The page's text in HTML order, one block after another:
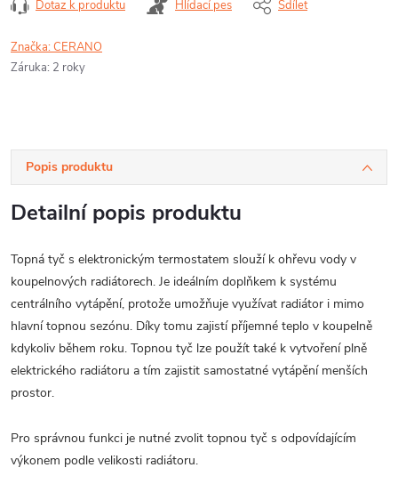
Dotaz k produktu Hlídací pes Sdílet
Značka:CERANO
Záruka: 2 roky
Popis produktu
Detailní popis produktu
Topná tyč s elektronickým termostatem slouží k ohřevu vody v
koupelnových radiátorech. Je ideálním doplňkem k systému
centrálního vytápění, protože umožňuje využívat radiátor i mimo
hlavní topnou sezónu. Díky tomu zajistí příjemné teplo v koupelně
kdykoliv během roku. Topnou tyč lze použít také k vytvoření plně
elektrického radiátoru a tím zajistit samostatné vytápění menších
prostor.
Pro správnou funkci je nutné zvolit topnou tyč s odpovídajícím
výkonem podle velikosti radiátoru.